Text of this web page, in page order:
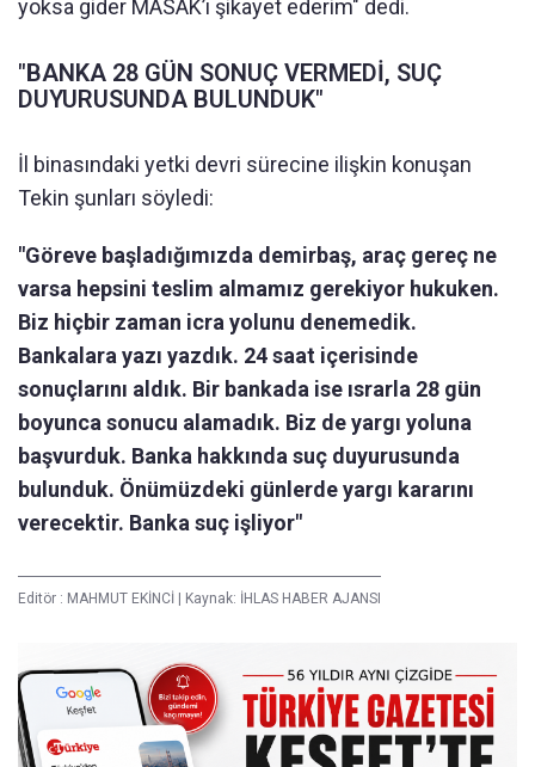
yoksa gider MASAK’ı şikayet ederim" dedi.
"BANKA 28 GÜN SONUÇ VERMEDİ, SUÇ
DUYURUSUNDA BULUNDUK"
İl binasındaki yetki devri sürecine ilişkin konuşan
Tekin şunları söyledi:
"Göreve başladığımızda demirbaş, araç gereç ne
varsa hepsini teslim almamız gerekiyor hukuken.
Biz hiçbir zaman icra yolunu denemedik.
Bankalara yazı yazdık. 24 saat içerisinde
sonuçlarını aldık. Bir bankada ise ısrarla 28 gün
boyunca sonucu alamadık. Biz de yargı yoluna
başvurduk. Banka hakkında suç duyurusunda
bulunduk. Önümüzdeki günlerde yargı kararını
verecektir. Banka suç işliyor"
Editör : MAHMUT EKİNCİ | Kaynak: İHLAS HABER AJANSI